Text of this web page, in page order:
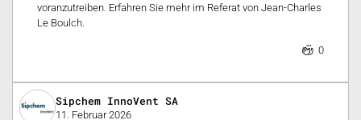
voranzutreiben. Erfahren Sie mehr im Referat von Jean-Charles
Le Boulch.
0
Sipchem InnoVent SA
11. Februar 2026